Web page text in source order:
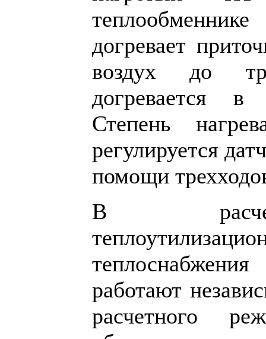
догревает
воздух до
догревается в
Степень
регулируется
помощи
В
работают
расчетного